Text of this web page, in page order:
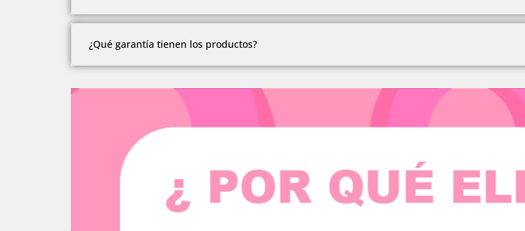
¿Qué garantía tienen los productos?
Todos nuestros productos cuentan con 1 año de garantía.